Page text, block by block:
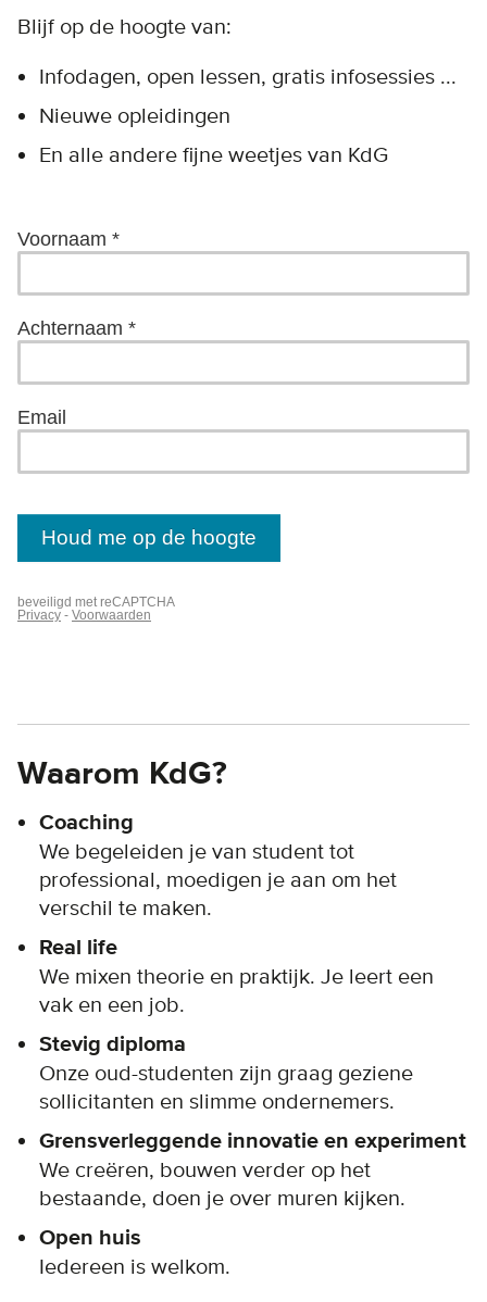
Blijf op de hoogte van:
Infodagen, open lessen, gratis infosessies ...
Nieuwe opleidingen
En alle andere fijne weetjes van KdG
Waarom KdG?
Coaching
We begeleiden je van student tot
professional, moedigen je aan om het
verschil te maken.
Real life
We mixen theorie en praktijk. Je leert een
vak en een job.
Stevig diploma
Onze oud-studenten zijn graag geziene
sollicitanten en slimme ondernemers.
Grensverleggende innovatie en experiment
We creëren, bouwen verder op het
bestaande, doen je over muren kijken.
Open huis
Iedereen is welkom.